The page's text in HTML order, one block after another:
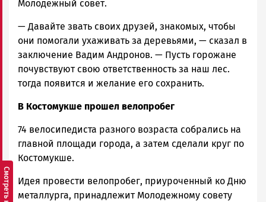
Молодежный совет.
— Давайте звать своих друзей, знакомых, чтобы
они помогали ухаживать за деревьями, — сказал в
заключение Вадим Андронов. — Пусть горожане
почувствуют свою ответственность за наш лес.
тогда появится и желание его сохранить.
В Костомукше прошел велопробег
74 велосипедиста разного возраста собрались на
главной площади города, а затем сделали круг по
Костомукше.
Идея провести велопробег, приуроченный ко Дню
металлурга, принадлежит Молодежному совету